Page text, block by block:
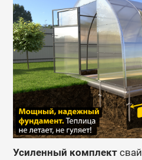
Усиленный комплектсвай